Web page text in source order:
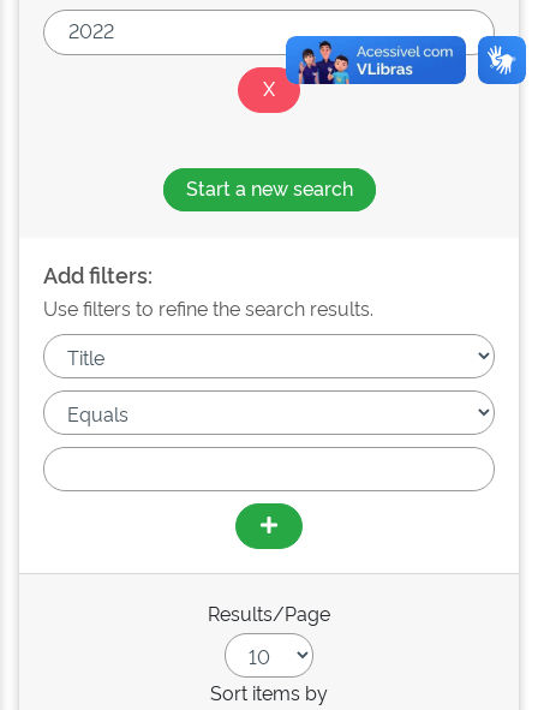
Start a new search
Add filters:
Use filters to refine the search results.
Results/Page
Sort items by